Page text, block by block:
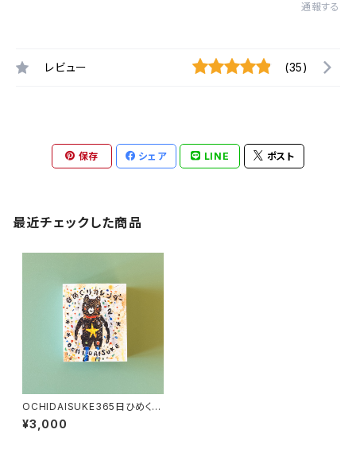
通報する
レビュー (35)
保存 シェア LINE ポスト
最近チェックした商品
OCHIDAISUKE365日ひめくり
カレンダー 2026
¥3,000